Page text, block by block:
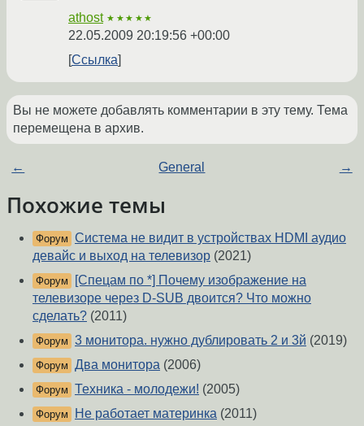
athost ★★★★★
22.05.2009 20:19:56 +00:00
Ссылка
Вы не можете добавлять комментарии в эту тему. Тема
перемещена в архив.
← General →
Похожие темы
Форум Система не видит в устройствах HDMI аудио
девайс и выход на телевизор (2021)
Форум
[Спецам по *] Почему изображение на
телевизоре через D-SUB двоится? Что можно
сделать? (2011)
Форум 3 монитора. нужно дублировать 2 и 3й (2019)
Форум Два монитора (2006)
Форум Техника - молодежи! (2005)
Форум Не работает материнка (2011)